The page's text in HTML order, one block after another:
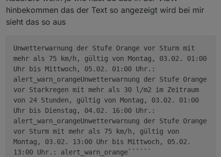
hinbekommen das der Text so angezeigt wird bei mir
sieht das so aus
Unwetterwarnung der Stufe Orange vor Sturm mit
mehr als 75 km/h, gültig von Montag, 03.02. 01:00
Uhr bis Mittwoch, 05.02. 01:00 Uhr.:
alert_warn_orangeUnwetterwarnung der Stufe Orange
vor Starkregen mit mehr als 30 l/m2 im Zeitraum
von 24 Stunden, gültig von Montag, 03.02. 01:00
Uhr bis Dienstag, 04.02. 16:00 Uhr.:
alert_warn_orangeUnwetterwarnung der Stufe Orange
vor Sturm mit mehr als 75 km/h, gültig von
Montag, 03.02. 13:00 Uhr bis Mittwoch, 05.02.
13:00 Uhr.: alert_warn_orange``````